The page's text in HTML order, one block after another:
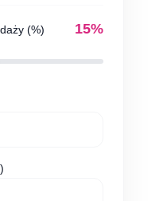
(%) 15%